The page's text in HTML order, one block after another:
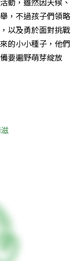
，不過孩子們領略
以及勇於面對挑戰
的小小種子，他們
要遍野萌芽綻放